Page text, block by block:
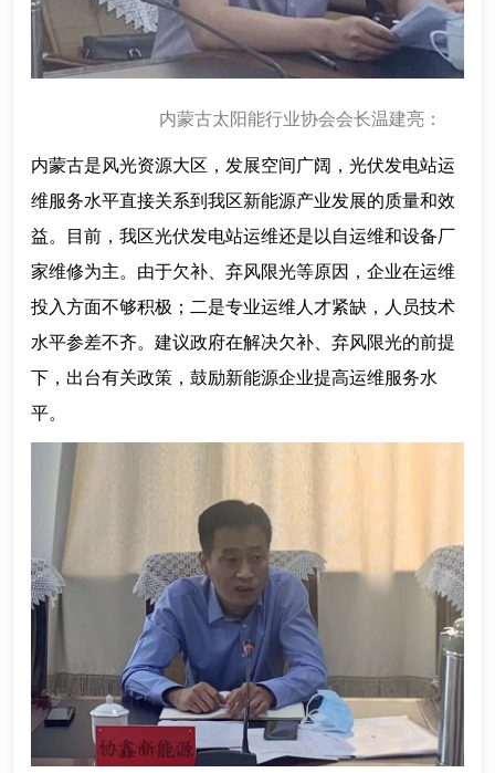
内蒙古太阳能行业协会会长温建亮：
内蒙古是风光资源大区，发展空间广阔，光伏发电站运
维服务水平直接关系到我区新能源产业发展的质量和效
益。目前，我区光伏发电站运维还是以自运维和设备厂
家维修为主。由于欠补、弃风限光等原因，企业在运维
投入方面不够积极；二是专业运维人才紧缺，人员技术
水平参差不齐。建议政府在解决欠补、弃风限光的前提
下，出台有关政策，鼓励新能源企业提高运维服务水
平。